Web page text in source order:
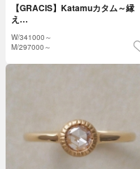
【GRACIS】Katamuカタム～縁
え…
W/341000～
M/297000～